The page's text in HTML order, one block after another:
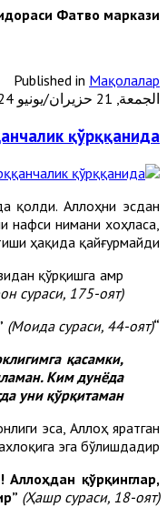
Фатво маркази
Published in Мақолалар
الجمعة, 21 حزيران/يونيو 2024 00:00
қўрққанида
қолди. Аллоҳни эсдан
нафси нимани хоҳласа,
ҳақида қайғурмайди.
қўрқишга амр
сураси, 175-оят).
“Одамлардан қўрқманглар, Мендан қўрқинглар”
(Моида сураси, 44-оят).
қасамки,
Ким дунёда
уни қўрқитаман”
эса, Аллоҳ яратган
эга бўлишдадир”.
қўрқинглар,
(Ҳашр сураси, 18-оят).